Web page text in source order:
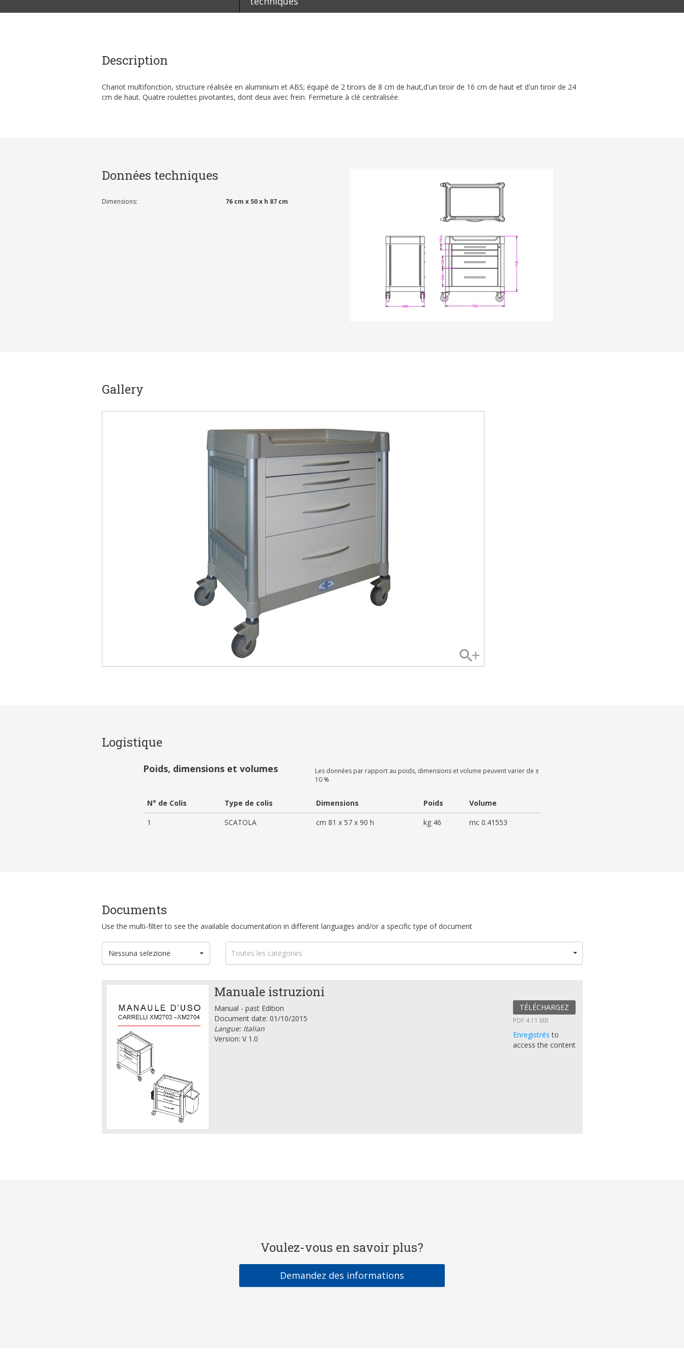
Description
Chariot multifonction, structure réalisée en aluminium et ABS; équipé de 2 tiroirs de 8 cm de haut,d'un tiroir de 16 cm de haut et d'un tiroir de 24
cm de haut. Quatre roulettes pivotantes, dont deux avec frein. Fermeture à clé centralisée.
Données techniques
Dimensions: 76 cm x 50 x h 87 cm
Gallery
Logistique
Poids, dimensions et volumes
Les données par rapport au poids, dimensions et volume peuvent varier de ±
10 %
N° de Colis Type de colis Dimensions Poids
Volume
1
SCATOLA cm 81 x 57 x 90 h kg 46 mc 0.41553
Documents
Use the multi-filter to see the available documentation in different languages and/or a specific type of document
Nessuna selezione Toutes les catégories
Manuale istruzioni
Manual - past Edition
Document date: 01/10/2015
Langue: Italian
Version: V 1.0
TÉLÉCHARGEZ
PDF 4.11 MB
Enregistrésto
access the content
Voulez-vous en savoir plus?
Demandez des informations